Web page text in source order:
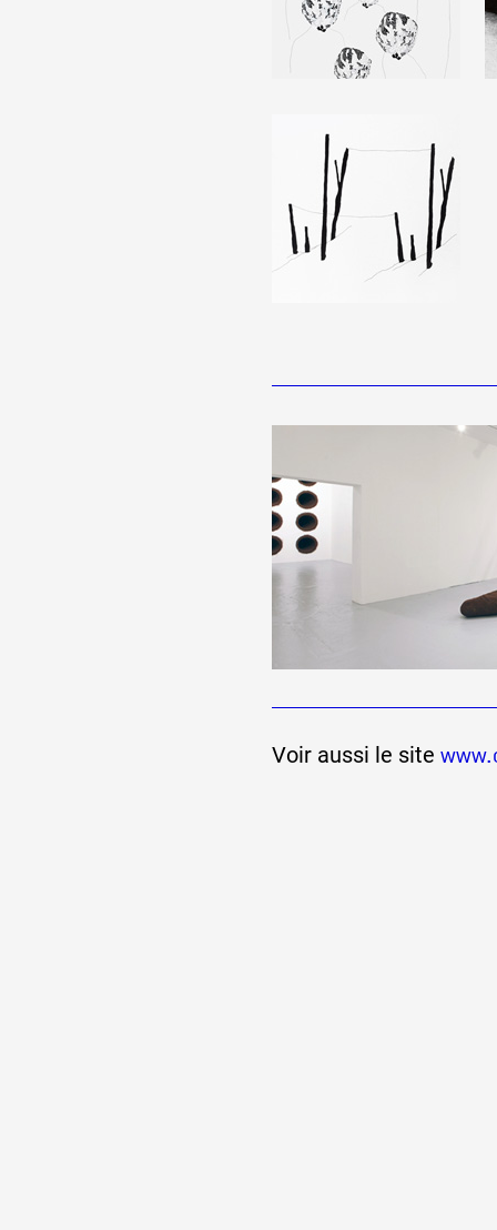
Voir aussi le site